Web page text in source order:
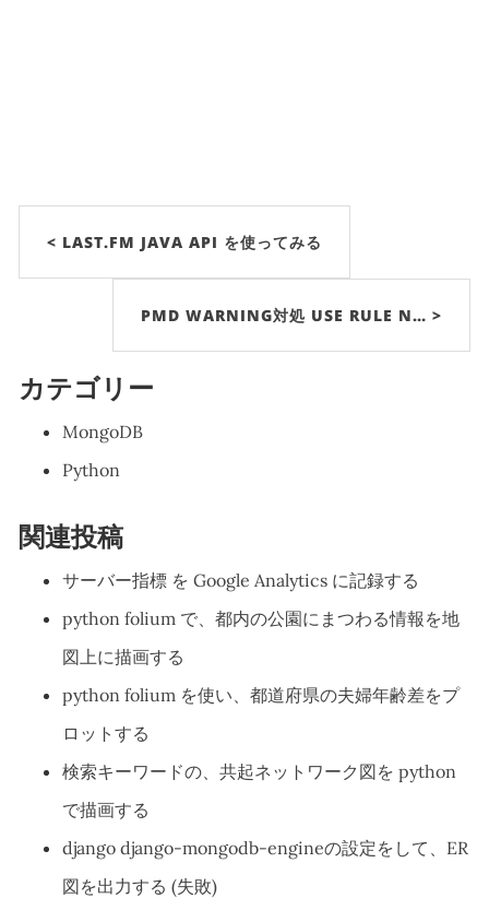
< LAST.FM JAVA API を使ってみる
PMD WARNING対処 USE RULE N… >
カテゴリー
MongoDB
Python
関連投稿
サーバー指標 を Google Analytics に記録する
python folium で、都内の公園にまつわる情報を地
図上に描画する
python folium を使い、都道府県の夫婦年齢差をプ
ロットする
検索キーワードの、共起ネットワーク図を python
で描画する
django django-mongodb-engineの設定をして、ER
図を出力する (失敗)